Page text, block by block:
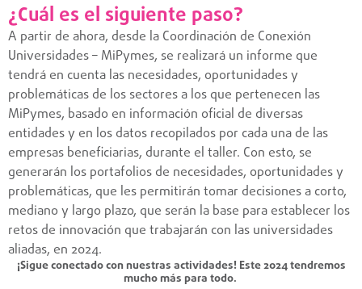
¿Cuál es el siguiente paso?
A partir de ahora, desde la Coordinación de Conexión
Universidades – MiPymes, se realizará un informe que
tendrá en cuenta las necesidades, oportunidades y
problemáticas de los sectores a los que pertenecen las
MiPymes, basado en información oficial de diversas
entidades y en los datos recopilados por cada una de las
empresas beneficiarias, durante el taller. Con esto, se
generarán los portafolios de necesidades, oportunidades y
problemáticas, que les permitirán tomar decisiones a corto,
mediano y largo plazo, que serán la base para establecer los
retos de innovación que trabajarán con las universidades
aliadas, en 2024.
¡Sigue conectado con nuestras actividades! Este 2024 tendremos
mucho más para todo.